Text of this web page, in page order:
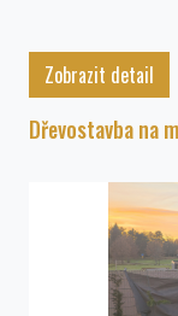
Zobrazit detail
Dřevostavba na